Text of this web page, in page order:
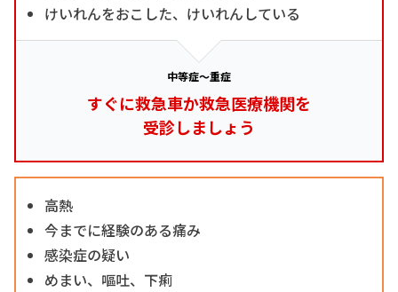
けいれんをおこした、けいれんしている
中等症～重症
すぐに救急車か救急医療機関を
受診しましょう
高熱
今までに経験のある痛み
感染症の疑い
めまい、嘔吐、下痢